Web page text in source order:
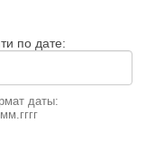
по дате:
даты: